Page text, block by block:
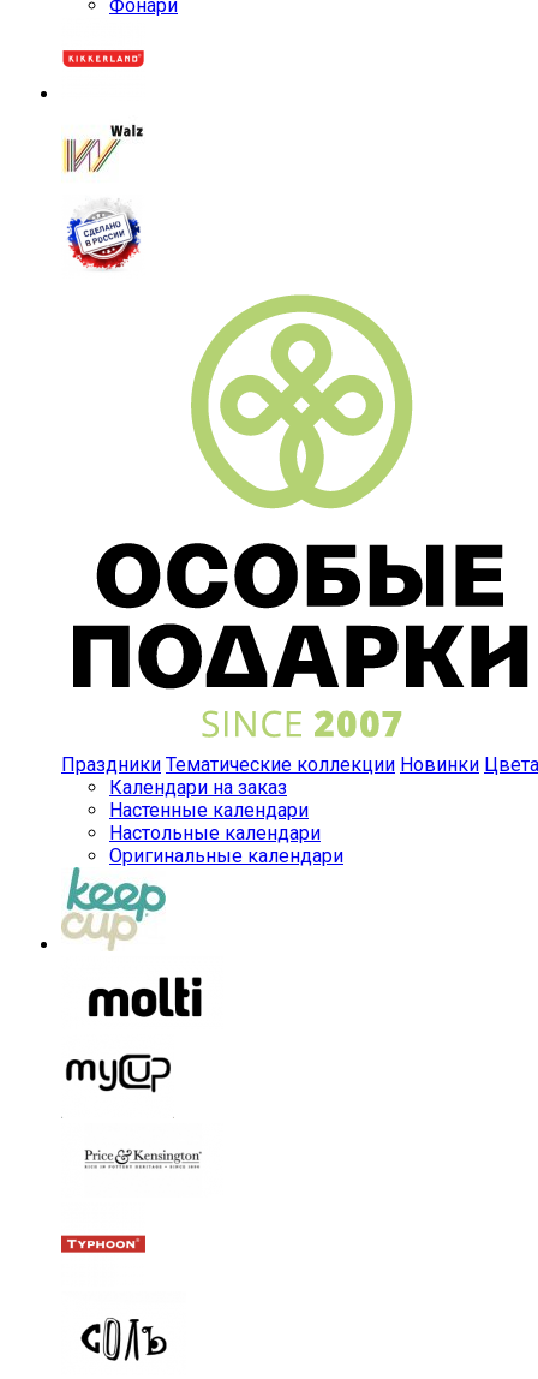
Фонари
Праздники Тематические коллекции Новинки Цвета
Календари на заказ
Настенные календари
Настольные календари
Оригинальные календари